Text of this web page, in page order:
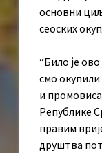
основни циљ
сеоских
“Било је
смо
и
Републике
правим
друштва